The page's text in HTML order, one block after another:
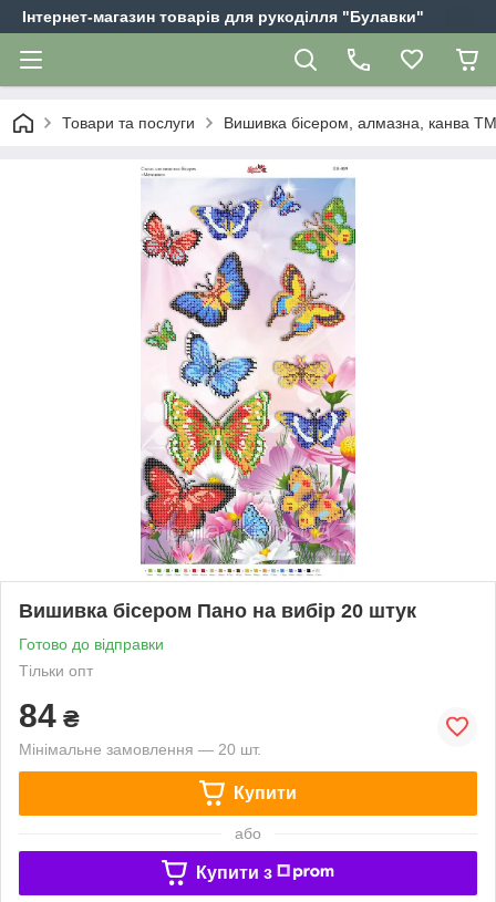
Інтернет-магазин товарів для рукоділля "Булавки"
Товари та послуги Вишивка бісером, алмазна, канва
Вишивка бісером Пано на вибір 20 штук
Готово до відправки
Тільки опт
84 ₴
Мінімальне замовлення — 20 шт.
Купити
або
Купити з